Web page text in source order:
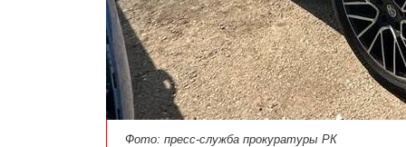
Фото: пресс-служба прокуратуры РК